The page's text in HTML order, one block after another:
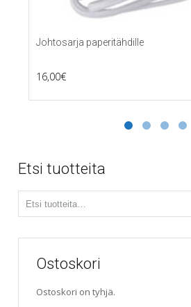
Johtosarja paperitähdille
16,00€
Etsi tuotteita
Ostoskori
Ostoskori on tyhjä.